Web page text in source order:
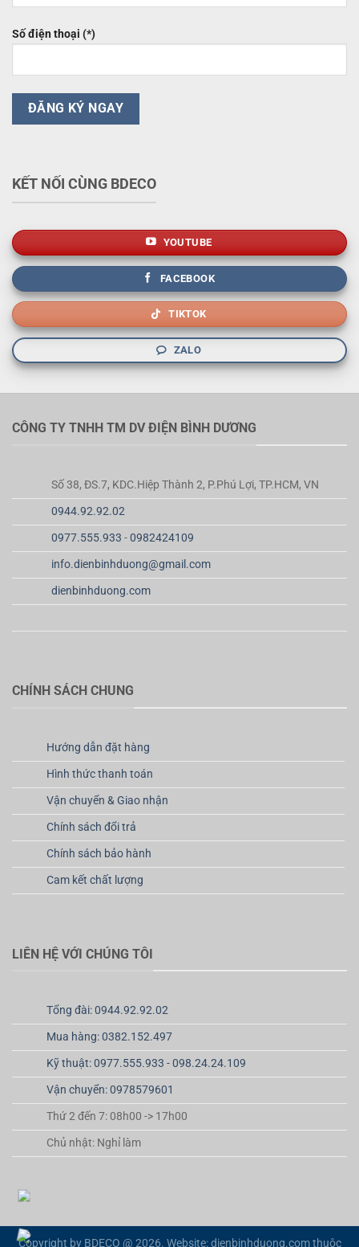
Số điện thoại (*)
KẾT NỐI CÙNG BDECO
YOUTUBE
FACEBOOK
TIKTOK
ZALO
CÔNG TY TNHH TM DV ĐIỆN BÌNH DƯƠNG
Số 38, ĐS.7, KDC.Hiệp Thành 2, P.Phú Lợi, TP.HCM, VN
0944.92.92.02
0977.555.933 -0982424109
info.dienbinhduong@gmail.com
dienbinhduong.com
CHÍNH SÁCH CHUNG
Hướng dẫn đặt hàng
Hình thức thanh toán
Vận chuyển & Giao nhận
Chính sách đổi trả
Chính sách bảo hành
Cam kết chất lượng
LIÊN HỆ VỚI CHÚNG TÔI
Tổng đài: 0944.92.92.02
Mua hàng: 0382.152.497
Kỹ thuật: 0977.555.933 - 098.24.24.109
Vận chuyển: 0978579601
Thứ 2 đến 7: 08h00 -> 17h00
Chủ nhật: Nghỉ làm
Copyright by BDECO @ 2026. Website: dienbinhduong.com thuộc